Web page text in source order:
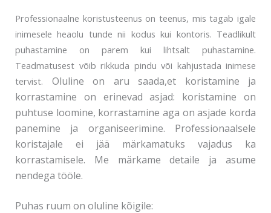
Professionaalne koristusteenus on teenus, mis tagab igale
inimesele heaolu tunde nii kodus kui kontoris. Teadlikult
puhastamine on parem kui lihtsalt puhastamine.
Teadmatusest võib rikkuda pindu või kahjustada inimese
tervist. Oluline on aru saada,et koristamine ja
korrastamine on erinevad asjad: koristamine on
puhtuse loomine, korrastamine aga on asjade korda
panemine ja organiseerimine. Professionaalsele
koristajale ei jää märkamatuks vajadus ka
korrastamisele. Me märkame detaile ja asume
nendega tööle.
Puhas ruum on oluline kõigile: